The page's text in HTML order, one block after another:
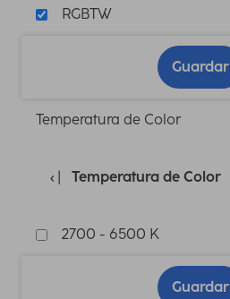
RGBTW
Guardar
Temperatura de Color
Temperatura de Color
2700 - 6500 K
Guardar